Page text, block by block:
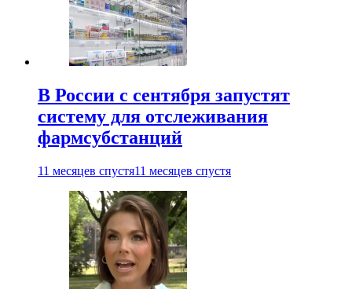
В России с сентября запустят
систему для отслеживания
фармсубстанций
11 месяцев спустя11 месяцев спустя